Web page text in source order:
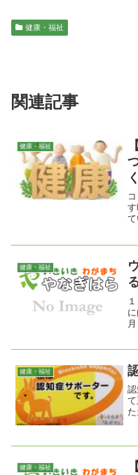
健康・福祉
関連記事
健康・福祉
健康・福祉
健康・福祉
健康・福祉